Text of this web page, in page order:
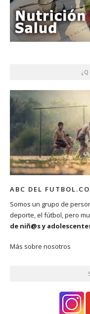
ABC DEL
Somos un grupo de
deporte, el fútbol, pero
de niñ@s y
Más sobre nosotros